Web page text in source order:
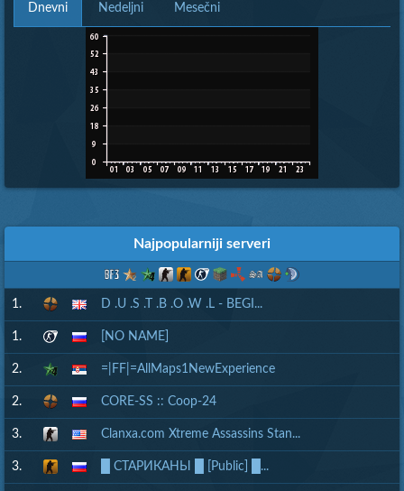
Dnevni Nedeljni Mesečni
Najpopularniji serveri
1. D .U .S .T .B .O .W .L - BEGI...
1. [NO NAME]
2. =|FF|=AllMaps1NewExperience
2. CORE-SS :: Coop-24
3. Clanxa.com Xtreme Assassins Stan...
3. █ СТАРИКАНЫ █ [Public] █...